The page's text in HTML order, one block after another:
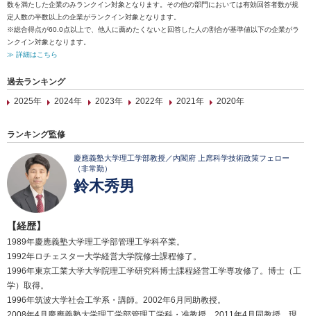
数を満たした企業のみランクイン対象となります。その他の部門においては有効回答者数が規
定人数の半数以上の企業がランクイン対象となります。
※総合得点が60.0点以上で、他人に薦めたくないと回答した人の割合が基準値以下の企業がラ
ンクイン対象となります。
≫ 詳細はこちら
過去ランキング
2025年
2024年 2023年 2022年 2021年 2020年
ランキング監修
慶應義塾大学理工学部教授／内閣府 上席科学技術政策フェロー
（非常勤）
鈴木秀男
【経歴】
1989年慶應義塾大学理工学部管理工学科卒業。
1992年ロチェスター大学経営大学院修士課程修了。
1996年東京工業大学大学院理工学研究科博士課程経営工学専攻修了。博士（工
学）取得。
1996年筑波大学社会工学系・講師。2002年6月同助教授。